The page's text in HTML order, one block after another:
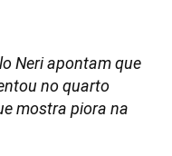
Neri apontam que
no quarto
mostra piora na